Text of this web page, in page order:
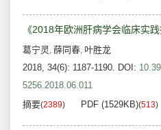
《2018年欧洲肝病学会临床实
葛宁灵 , 薛同春, 叶胜龙
2018, 34(6): 1187-1190. DOI:
5256.2018.06.011
摘要(2389) PDF (1529KB)(513)